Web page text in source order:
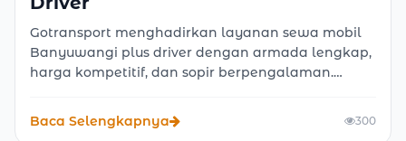
Gotransport menghadirkan layanan sewa mobil
Banyuwangi plus driver dengan armada lengkap,
harga kompetitif, dan sopir berpengalaman.
keluarga dengan opsi sewa lepas kunci maupun
dengan sopir.
Baca Selengkapnya 300